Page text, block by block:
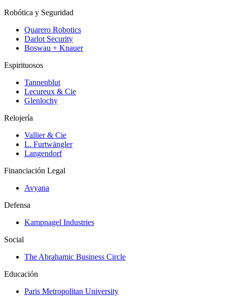
Robótica y Seguridad
Quarero Robotics
Darlot Security
Boswau + Knauer
Espirituosos
Tannenblut
Lecureux & Cie
Glenlochy
Relojería
Vallier & Cie
L. Furtwängler
Langendorf
Financiación Legal
Avyana
Defensa
Kampnagel Industries
Social
The Abrahamic Business Circle
Educación
Paris Metropolitan University